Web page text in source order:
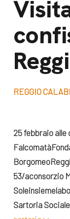
REGGIO
25 febbraio alle
Falcomatà
Borgomeo
53/aconsorzio
Soleinsieme
Sartoria
Lavora
Bilancio di
missione
News e
Seguici